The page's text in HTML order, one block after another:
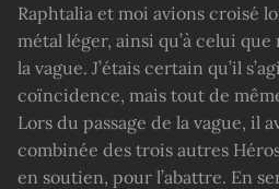
Raphtalia et moi avions croisé
métal léger, ainsi qu’à celui
la vague. J’étais certain qu’il
coïncidence, mais tout de
Lors du passage de la vague, il
combinée des trois autres
en soutien, pour l’abattre. En